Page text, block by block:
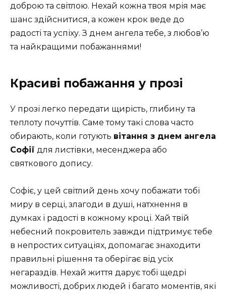
доброю та світлою. Нехай кожна твоя мрія має
шанс здійснитися, а кожен крок веде до
радості та успіху. З днем ангела тебе, з любов’ю
та найкращими побажаннями!
Красиві побажання у прозі
У прозі легко передати щирість, глибину та
теплоту почуттів. Саме тому такі слова часто
обирають, коли готують вітання з днем ангела
Софії для листівки, месенджера або
святкового допису.
Софіє, у цей світлий день хочу побажати тобі
миру в серці, злагоди в душі, натхнення в
думках і радості в кожному кроці. Хай твій
небесний покровитель завжди підтримує тебе
в непростих ситуаціях, допомагає знаходити
правильні рішення та оберігає від усіх
негараздів. Нехай життя дарує тобі щедрі
можливості, добрих людей і багато моментів, які